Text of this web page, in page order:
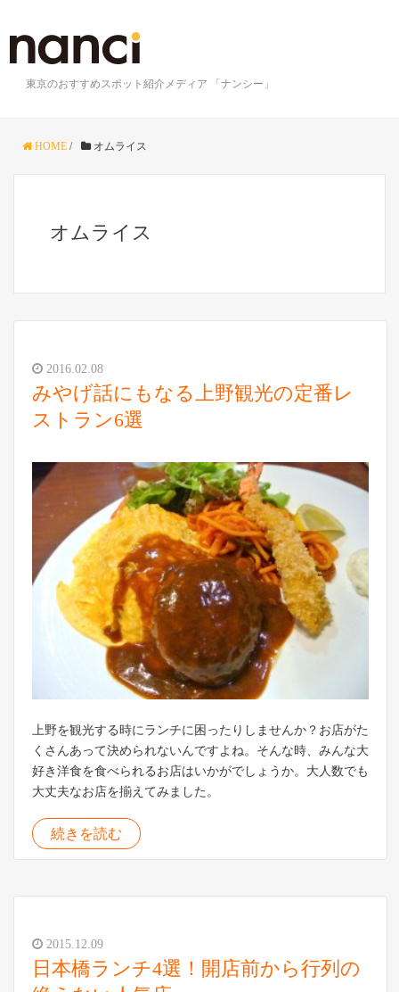
東京のおすすめスポット紹介メディア 「ナンシー」
HOME / オムライス
オムライス
2016.02.08
みやげ話にもなる上野観光の定番レ
ストラン6選
上野を観光する時にランチに困ったりしませんか？お店がた
くさんあって決められないんですよね。そんな時、みんな大
好き洋食を食べられるお店はいかがでしょうか。大人数でも
大丈夫なお店を揃えてみました。
続きを読む
2015.12.09
日本橋ランチ4選！開店前から行列の